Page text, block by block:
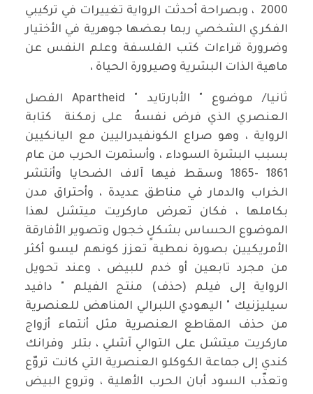
2000 ، وبصراحة أحدثت الرواية تغييرات في تركيبي
الفكري الشخصي ربما بعضها جوهرية في الأختيار
وضرورة قراءات كتب الفلسفة وعلم النفس عن
ماهية الذات البشرية وصيرورة الحياة ،
ثانيا/ موضوع " الأبارتايد " Apartheid الفصل
العنصري الذي فرض نفسهُ على زمكنة كتابة
الرواية ، وهو صراع الكونفيدراليين مع اليانكيين
بسبب البشرة السوداء ، وأستمرت الحرب من عام
1861 -1865 وسقط فيها آلاف الضحايا وأنتشر
الخراب والدمار في مناطق عديدة ، وأحتراق مدن
بكاملها ، فكان تعرض ماركريت ميتشل لهذا
الموضوع الحساس بشكلٍ خجول وتصوير الأفارقة
الأمريكيين بصورة نمطية تعزز كونهم ليسو أكثر
من مجرد تابعين أو خدم للبيض ، وعند تحويل
الرواية إلى فيلم (حذف) منتج الفيلم " دافيد
سيليزنيك " اليهودي اللبرالي المناهض للعنصرية
من حذف المقاطع العنصرية مثل أنتماء أزواج
ماركريت ميتشل على التوالي آشلي ، بتلر وفرانك
كندي إلى جماعة الكوكلو العنصرية التي كانت تروّع
وتعذّب السود أبان الحرب الأهلية ، وتروع البيض